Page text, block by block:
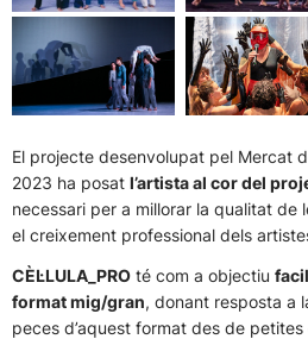
El projecte desenvolupat pel Mercat
2023 ha posat l’artista al cor del
necessari per a millorar la qualitat de
el creixement professional dels
CÈL·LULA_PRO té com a objectiu
format mig/gran, donant resposta a
peces d’aquest format des de